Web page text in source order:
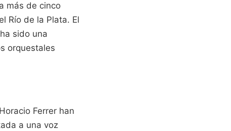
más de cinco
Río de la Plata. El
sido una
orquestales
Ferrer han
a una voz